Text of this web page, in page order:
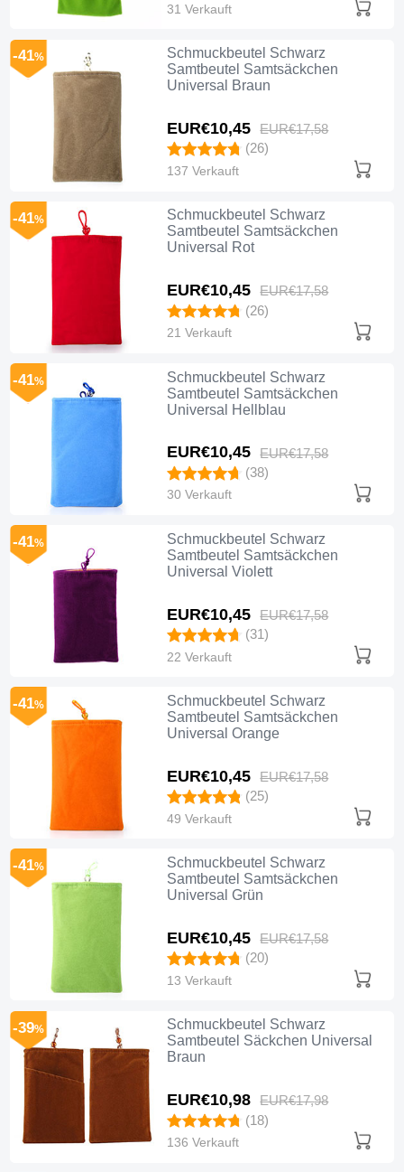
31 Verkauft
Schmuckbeutel Schwarz
Samtbeutel Samtsäckchen
Universal Braun
EUR€10,45 EUR€17,58
-41%
(26)
137 Verkauft
Schmuckbeutel Schwarz
Samtbeutel Samtsäckchen
Universal Rot
EUR€10,45 EUR€17,58
-41%
(26)
21 Verkauft
Schmuckbeutel Schwarz
Samtbeutel Samtsäckchen
Universal Hellblau
EUR€10,45 EUR€17,58
-41%
(38)
30 Verkauft
Schmuckbeutel Schwarz
Samtbeutel Samtsäckchen
Universal Violett
EUR€10,45 EUR€17,58
-41%
(31)
22 Verkauft
Schmuckbeutel Schwarz
Samtbeutel Samtsäckchen
Universal Orange
EUR€10,45 EUR€17,58
-41%
(25)
49 Verkauft
Schmuckbeutel Schwarz
Samtbeutel Samtsäckchen
Universal Grün
EUR€10,45 EUR€17,58
-41%
(20)
13 Verkauft
Schmuckbeutel Schwarz
Samtbeutel Säckchen Universal
Braun
EUR€10,98 EUR€17,98
-39%
(18)
136 Verkauft